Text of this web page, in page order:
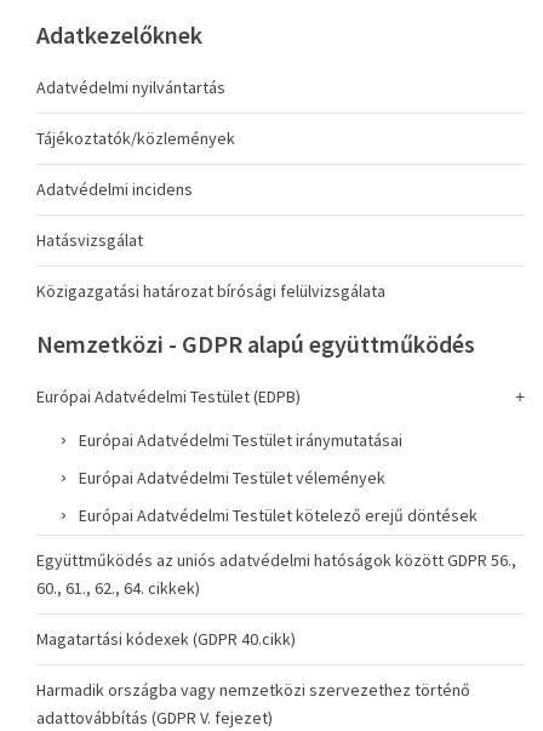
Adatkezelőknek
Adatvédelmi nyilvántartás
Tájékoztatók/közlemények
Adatvédelmi incidens
Hatásvizsgálat
Közigazgatási határozat bírósági felülvizsgálata
Nemzetközi - GDPR alapú együttműködés
Európai Adatvédelmi Testület (EDPB)
Európai Adatvédelmi Testület iránymutatásai
Európai Adatvédelmi Testület vélemények
Európai Adatvédelmi Testület kötelező erejű döntések
Együttműködés az uniós adatvédelmi hatóságok között GDPR 56.,
60., 61., 62., 64. cikkek)
Magatartási kódexek (GDPR 40.cikk)
Harmadik országba vagy nemzetközi szervezethez történő
adattovábbítás (GDPR V. fejezet)